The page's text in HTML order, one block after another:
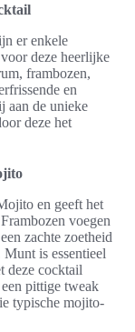
er enkele
deze heerlijke
frambozen,
en
aan de unieke
deze het
en geeft het
voegen
zachte zoetheid
Munt is essentieel
deze cocktail
pittige tweak
typische mojito-